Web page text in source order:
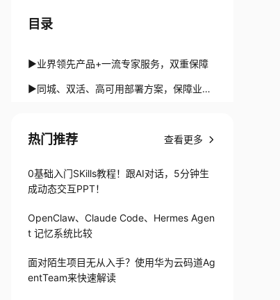
目录
▶业界领先产品+一流专家服务，双重保障
▶同城、双活、高可用部署方案，保障业务
热门推荐 查看更多
0基础入门SKills教程！跟AI对话，5分钟生
成动态交互PPT！
OpenClaw、Claude Code、Hermes Agen
t 记忆系统比较
面对陌生项目无从入手？使用华为云码道Ag
entTeam来快速解读